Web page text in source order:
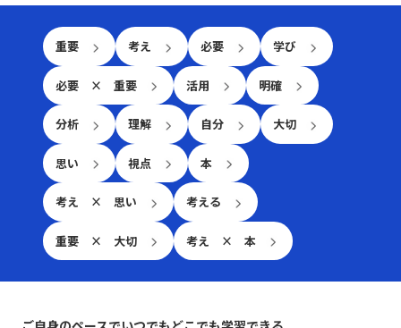
をシンプルにまとめるための基本スキルであり、コミュニ
ケーションの質を大きく左右します。これらの注意点を踏
まえた上で、相手の意見を尊重しつつ、自分の意図を明確
に伝える努力が、スムーズな意思疎通を実現するための基
本といえます。話が噛み合わないと感じた際には、焦ら
ず、一度立ち止まって基本に立ち返ることが、最終的には
仕事で話が噛み合わない人との対処法として有効です。
具体的な対処戦略と実践例 ここでは、「仕事で話が噛み
合わない人との対処法」として認識される具体的な戦略
を、実践例とともに解説します。多岐にわたる原因に対し
て、個々のケースに応じた対策を講じることが求められま
す。まず、会話の開始時に必ず現状の認識を共有すること
が基本です。長年の経験が示すように、「話の前提条件を
合わせる」ことは、双方のコミュニケーションの齟齬を防
ては、自分自身の意見を論理的かつ説得力をもって表現
し、相手の意見を丁寧に聴く技術は大きな強みとなりま
す。また、対面と非対面双方のコミュニケーションにおい
て、それぞれ異なるルールやエチケットが存在するため、
状況に応じた適切な対応が重要です。例えば、会議での発
言やメールでの簡潔な表現、さらにはSNSやチャットでの
リアルタイムなやりとりなど、各シーンで必要とされる細
やかな配慮が質の高いコミュニケーションを実現する鍵と
なります。 コミュニケーション能力の注意点 コミュニケ
ーション能力を高めるためには、単に技術を習得するだけ
でなく、いくつかの落とし穴や注意点を認識する必要があ
ります。まず、情報伝達とコミュニケーションの違いに注
意が必要です。単なるデータや数字の伝達が成功したとし
選択に迷い、競争に負けるリスクが増します。スターバッ
クスのように、品質の高さと独自の店舗体験を提供するこ
とで、単なる価格競争から差別化を図る戦略は、レッドオ
ーシャンの戦い方としての有力な手法です。 第二に、コ
ストリーダーシップ戦略です。効率的な運営を徹底し、無
駄な経費や労力を削減することで市場価格を下回る優位性
を保持します。ユニクロが示した事例のように、大量仕入
れや生産工程の合理化によって、低価格でも品質を維持す
ることができれば、急激な価格競争にも耐える力が養われ
るのです。ただし、過度なコスト削減は品質低下やブラン
ド価値の喪失というリスクもあるため、バランスを見極め
ることが重要です。 第三に、ニッチ戦略です。市場全体
ではなく、特定の顧客セグメントや特定のニーズに特化す
ることで、競争相手の少ない領域を開拓します。高級車市
ブランド価値を提供する成功例と言えるでしょう。この戦
す。例えば、失敗への恐怖心や完璧主義、さらには
ADHD（注意欠陥・多動性障害）などの発達特性が背景に
ある場合もあります。こうした場合、従来のタイムマネジ
メント技術だけでは対処が難しく、「後回し癖の改善」を
目指す上で、自己理解と内面的な対策が欠かせません。
また、先延ばし癖は放置されると、業務遂行に大きな弊害
をもたらします。たとえば、予定された期限までにタスク
が完了しないことによるストレスの増加、結果的な自信喪
失、そして長期的にはキャリアチャンスの逸失へとつなが
ります。このような問題は個人だけでなく、チームや組織
全体に影響を及ぼすため、早期に原因を特定し、適切な対
策を講じることが求められます。先延ばし癖に取り組むプ
ロセスは、自分自身を見つめ直し、効率的な業務遂行と成
長機会を確実に捉えるための重要なステップと言えるでし
重要 考え 必要 学び
必要 × 重要 活用 明確
分析 理解 自分 大切
思い 視点 本
考え × 思い 考える
重要 × 大切 考え × 本